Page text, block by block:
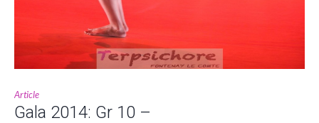
Article
Gala 2014: Gr 10 –